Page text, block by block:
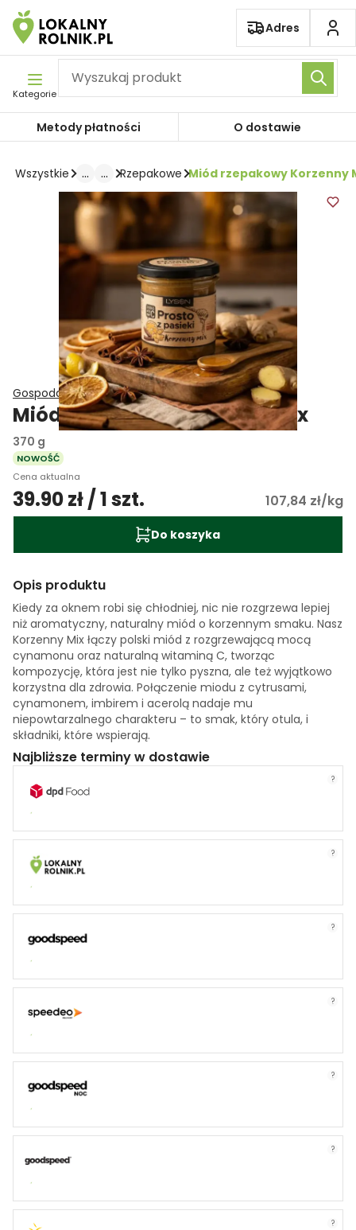
Pomiń nawigację
Adres
Kategorie
Metody płatności O dostawie
Wszystkie ... ... Rzepakowe Miód rzepakowy Korzenny
Gospodarstwo Pasieczne Łysoń
Miód rzepakowy Korzenny Mix
370 g
NOWOŚĆ
Cena aktualna
39.90 zł / 1 szt. 107,84 zł/kg
Do koszyka
Opis produktu
Kiedy za oknem robi się chłodniej, nic nie rozgrzewa lepiej
niż aromatyczny, naturalny miód o korzennym smaku. Nasz
Korzenny Mix łączy polski miód z rozgrzewającą mocą
cynamonu oraz naturalną witaminą C, tworząc
kompozycję, która jest nie tylko pyszna, ale też wyjątkowo
korzystna dla zdrowia. Połączenie miodu z cytrusami,
cynamonem, imbirem i acerolą nadaje mu
niepowtarzalnego charakteru – to smak, który otula, i
składniki, które wspierają.
Najbliższe terminy w dostawie
?
?
?
?
?
?
?